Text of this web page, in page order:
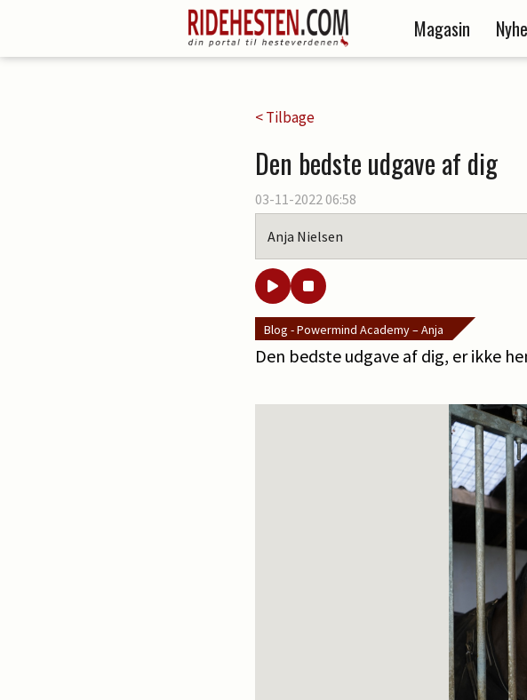
Magasin
< Tilbage
Den bedste udgave af dig
03-11-2022 06:58
Anja Nielsen
Blog - Powermind Academy – Anja
Den bedste udgave af dig, er ikke